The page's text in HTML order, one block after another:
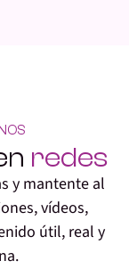
redes
y mantente al
vídeos,
útil, real y